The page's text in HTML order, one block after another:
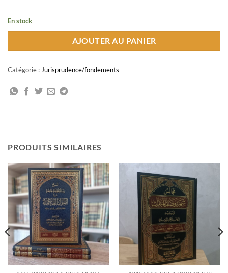
En stock
AJOUTER AU PANIER
Catégorie : Jurisprudence/fondements
PRODUITS SIMILAIRES